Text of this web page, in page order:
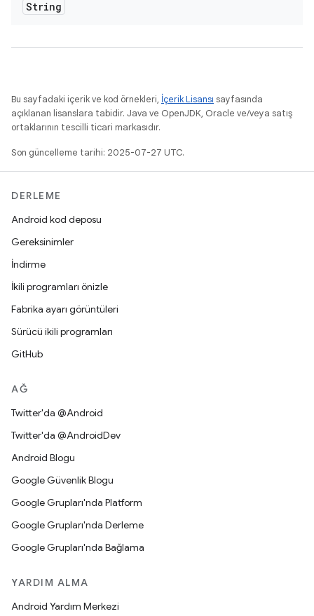
String
Bu sayfadaki içerik ve kod örnekleri, İçerik Lisansı sayfasında
açıklanan lisanslara tabidir. Java ve OpenJDK, Oracle ve/veya satış
ortaklarının tescilli ticari markasıdır.
Son güncelleme tarihi: 2025-07-27 UTC.
DERLEME
Android kod deposu
Gereksinimler
İndirme
İkili programları önizle
Fabrika ayarı görüntüleri
Sürücü ikili programları
GitHub
AĞ
Twitter'da @Android
Twitter'da @AndroidDev
Android Blogu
Google Güvenlik Blogu
Google Grupları'nda Platform
Google Grupları'nda Derleme
Google Grupları'nda Bağlama
YARDIM ALMA
Android Yardım Merkezi